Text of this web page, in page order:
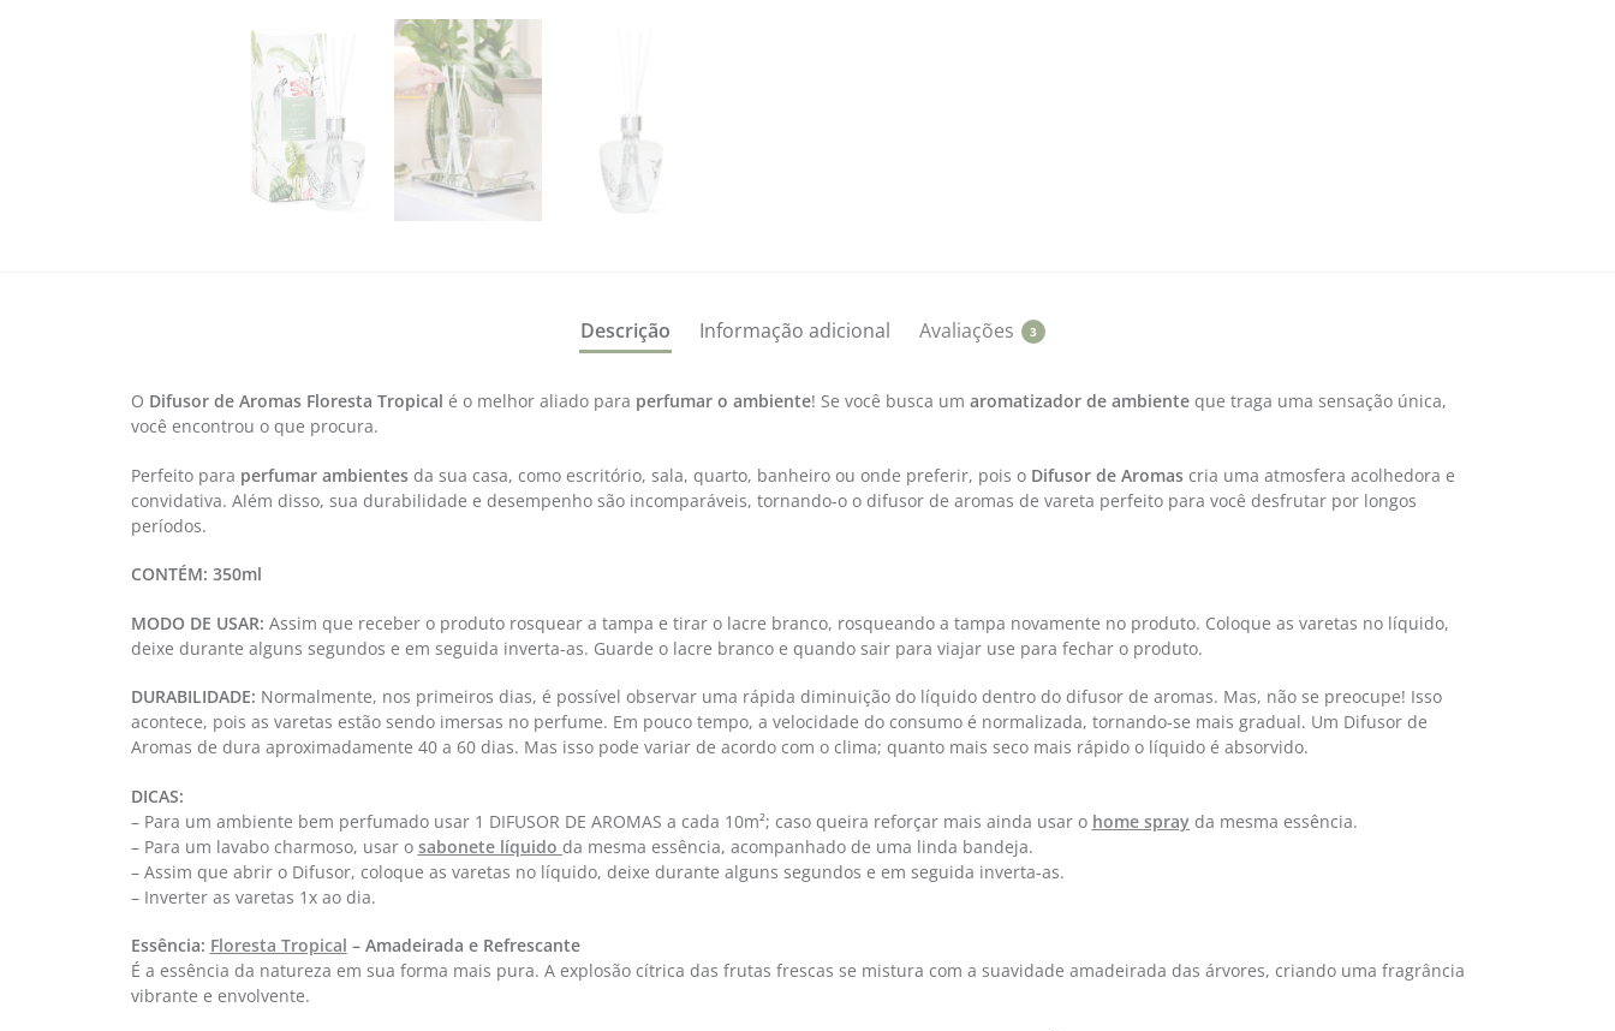
Descrição Informação adicional Avaliações 3
O Difusor de Aromas Floresta Tropical é o melhor aliado para perfumar o ambiente! Se você busca um aromatizador de ambienteque traga uma sensação única,
você encontrou o que procura.
Perfeito para perfumar ambientesda sua casa, como escritório, sala, quarto, banheiro ou onde preferir, pois o Difusor de Aromas cria uma atmosfera acolhedora e
convidativa. Além disso, sua durabilidade e desempenho são incomparáveis, tornando-o o difusor de aromas de vareta perfeito para você desfrutar por longos
períodos.
CONTÉM: 350ml
MODO DE USAR: Assim que receber o produto rosquear a tampa e tirar o lacre branco, rosqueando a tampa novamente no produto. Coloque as varetas no líquido,
deixe durante alguns segundos e em seguida inverta-as. Guarde o lacre branco e quando sair para viajar use para fechar o produto.
DURABILIDADE: Normalmente, nos primeiros dias, é possível observar uma rápida diminuição do líquido dentro do difusor de aromas. Mas, não se preocupe! Isso
acontece, pois as varetas estão sendo imersas no perfume. Em pouco tempo, a velocidade do consumo é normalizada, tornando-se mais gradual. Um Difusor de
Aromas de dura aproximadamente 40 a 60 dias. Mas isso pode variar de acordo com o clima; quanto mais seco mais rápido o líquido é absorvido.
DICAS:
– Para um ambiente bem perfumado usar 1 DIFUSOR DE AROMAS a cada 10m²; caso queira reforçar mais ainda usar o home sprayda mesma essência.
– Para um lavabo charmoso, usar o sabonete líquido da mesma essência, acompanhado de uma linda bandeja.
– Assim que abrir o Difusor, coloque as varetas no líquido, deixe durante alguns segundos e em seguida inverta-as.
– Inverter as varetas 1x ao dia.
Essência: Floresta Tropical – Amadeirada e Refrescante
É a essência da natureza em sua forma mais pura. A explosão cítrica das frutas frescas se mistura com a suavidade amadeirada das árvores, criando uma fragrância
vibrante e envolvente.